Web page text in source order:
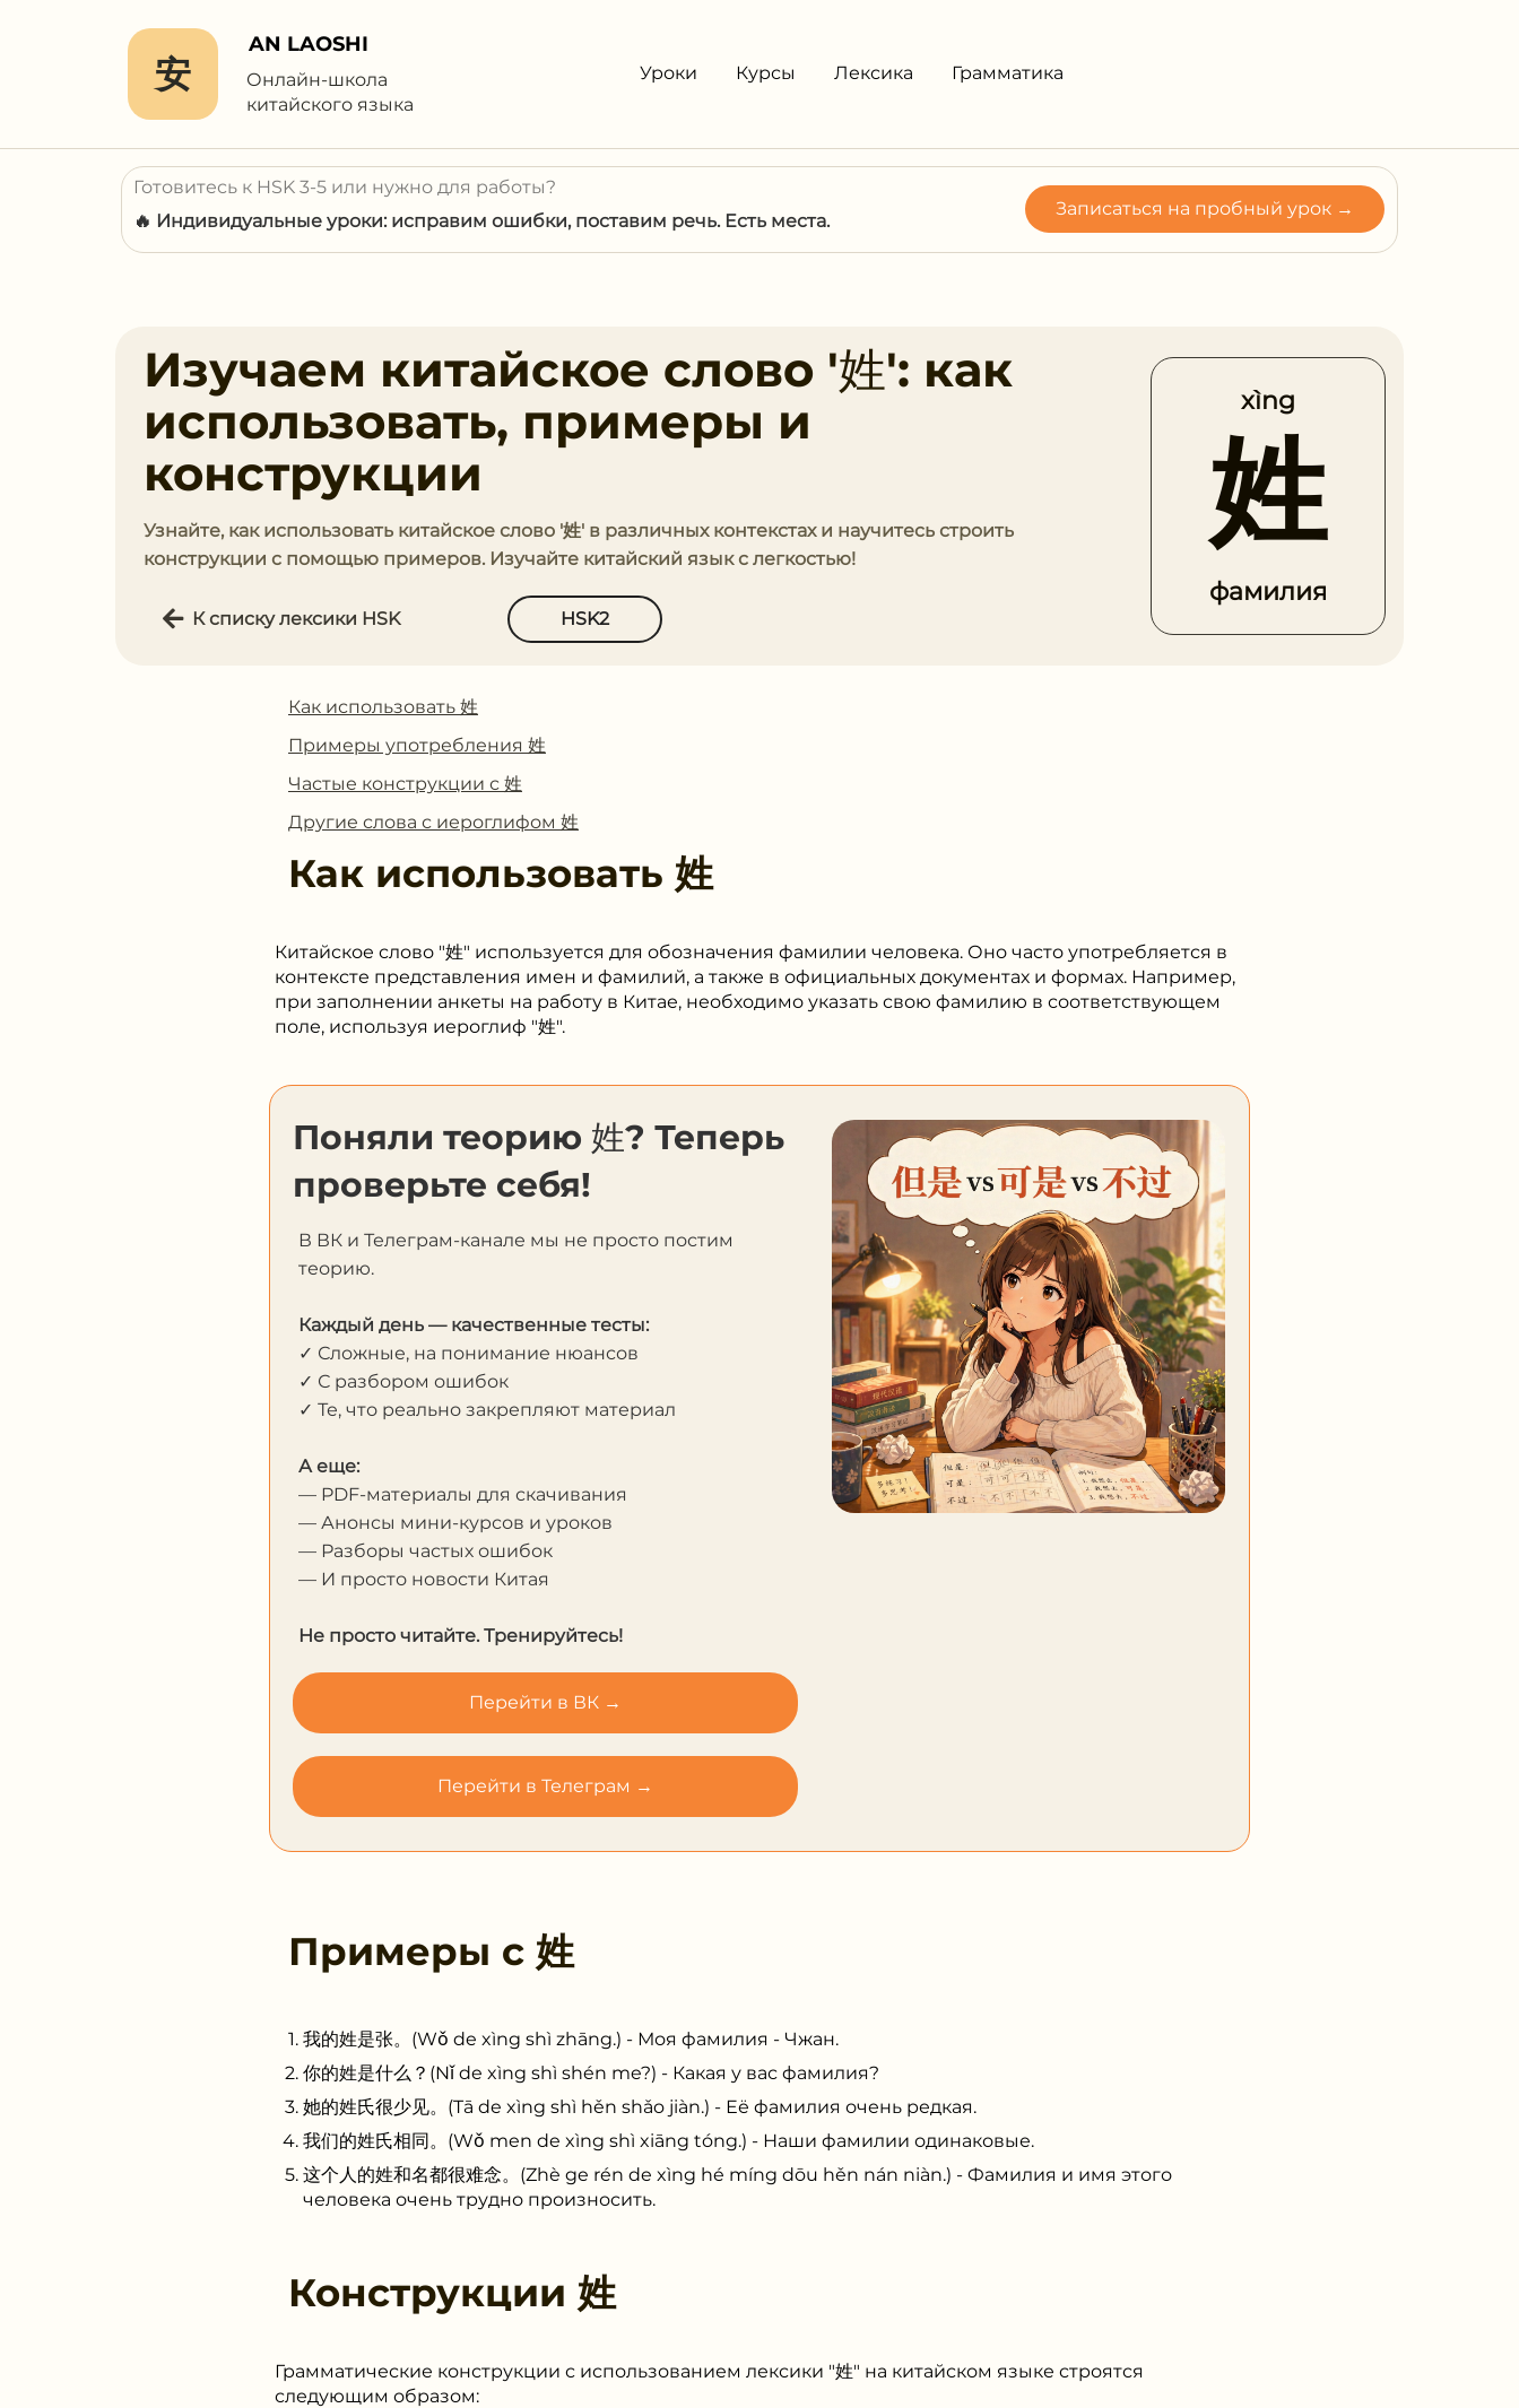
安
AN LAOSHI
Онлайн-школа
китайского языка
Уроки Курсы Лексика Грамматика
Готовитесь к HSK 3-5 или нужно для работы?
🔥 Индивидуальные уроки: исправим ошибки, поставим речь. Есть места.
Записаться на пробный урок →
Изучаем китайское слово '姓': как
использовать, примеры и
конструкции
Узнайте, как использовать китайское слово '姓' в различных контекстах и научитесь строить
конструкции с помощью примеров. Изучайте китайский язык с легкостью!
К списку лексики HSK HSK2
xìng
姓
фамилия
Как использовать 姓
Примеры употребления 姓
Частые конструкции с 姓
Другие слова с иероглифом 姓
Как использовать 姓
Китайское слово "姓" используется для обозначения фамилии человека. Оно часто употребляется в
контексте представления имен и фамилий, а также в официальных документах и формах. Например,
при заполнении анкеты на работу в Китае, необходимо указать свою фамилию в соответствующем
поле, используя иероглиф "姓".
Поняли теорию 姓? Теперь
проверьте себя!
В ВК и Телеграм-канале мы не просто постим
теорию.
Каждый день — качественные тесты:
✓ Сложные, на понимание нюансов
✓ С разбором ошибок
✓ Те, что реально закрепляют материал
А еще:
— PDF-материалы для скачивания
— Анонсы мини-курсов и уроков
— Разборы частых ошибок
— И просто новости Китая
Не просто читайте. Тренируйтесь!
Перейти в ВК →
Перейти в Телеграм →
Примеры с 姓
我的姓是张。(Wǒ de xìng shì zhāng.) - Моя фамилия - Чжан.
你的姓是什么？(Nǐ de xìng shì shén me?) - Какая у вас фамилия?
她的姓氏很少见。(Tā de xìng shì hěn shǎo jiàn.) - Её фамилия очень редкая.
我们的姓氏相同。(Wǒ men de xìng shì xiāng tóng.) - Наши фамилии одинаковые.
这个人的姓和名都很难念。(Zhè ge rén de xìng hé míng dōu hěn nán niàn.) - Фамилия и имя этого
человека очень трудно произносить.
Конструкции 姓
Грамматические конструкции с использованием лексики "姓" на китайском языке строятся
следующим образом: